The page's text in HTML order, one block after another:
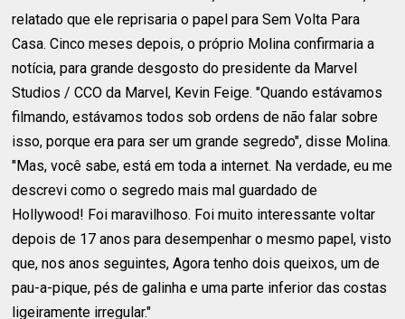
relatado que ele reprisaria o papel para Sem Volta Para
Casa. Cinco meses depois, o próprio Molina confirmaria a
notícia, para grande desgosto do presidente da Marvel
Studios / CCO da Marvel, Kevin Feige. "Quando estávamos
filmando, estávamos todos sob ordens de não falar sobre
isso, porque era para ser um grande segredo", disse Molina.
"Mas, você sabe, está em toda a internet. Na verdade, eu me
descrevi como o segredo mais mal guardado de
Hollywood! Foi maravilhoso. Foi muito interessante voltar
depois de 17 anos para desempenhar o mesmo papel, visto
que, nos anos seguintes, Agora tenho dois queixos, um de
pau-a-pique, pés de galinha e uma parte inferior das costas
ligeiramente irregular."